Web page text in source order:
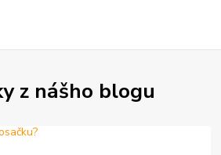
z nášho blogu